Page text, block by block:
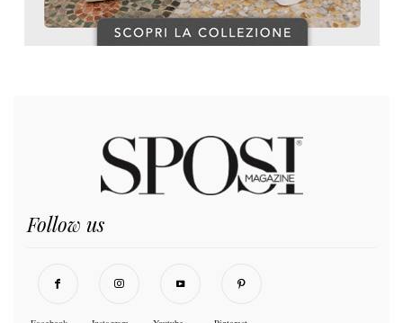
Follow us